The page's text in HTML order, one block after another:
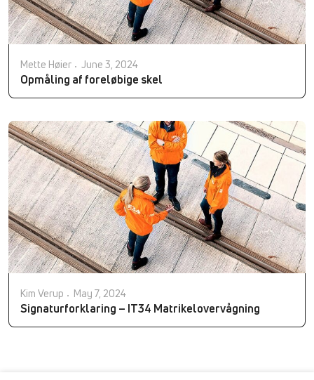
Mette Høier June 3, 2024
Opmåling af foreløbige skel
Kim Verup May 7, 2024
Signaturforklaring – IT34 Matrikelovervågning